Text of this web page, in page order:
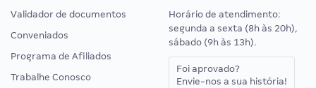
Validador de documentos
Conveniados
Programa de Afiliados
Trabalhe Conosco
Horário de atendimento:
segunda a sexta (8h às 20h),
sábado (9h às 13h).
Foi aprovado?
Envie-nos a sua história!